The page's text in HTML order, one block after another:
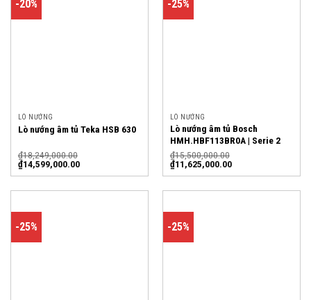
-20%
LÒ NƯỚNG
Lò nướng âm tủ Teka HSB 630
₫18,249,000.00
₫14,599,000.00
-25%
LÒ NƯỚNG
Lò nướng âm tủ Bosch
HMH.HBF113BR0A | Serie 2
₫15,500,000.00
₫11,625,000.00
-25% -25%